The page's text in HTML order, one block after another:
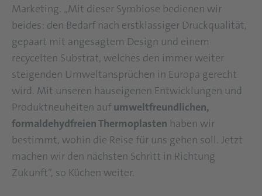
Marketing. „Mit dieser Symbiose bedienen wir
beides: den Bedarf nach erstklassiger Druckqualität,
gepaart mit angesagtem Design und einem
recycelten Substrat, welches den immer weiter
steigenden Umweltansprüchen in Europa gerecht
wird. Mit unseren hauseigenen Entwicklungen und
Produktneuheiten aufumweltfreundlichen,
formaldehydfreien Thermoplasten haben wir
bestimmt, wohin die Reise für uns gehen soll. Jetzt
machen wir den nächsten Schritt in Richtung
Zukunft“, so Küchen weiter.